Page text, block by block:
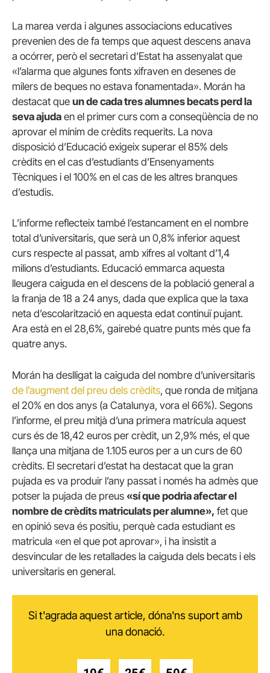
La marea verda i algunes associacions educatives
prevenien des de fa temps que aquest descens anava
a ocórrer, però el secretari d’Estat ha assenyalat que
«l’alarma que algunes fonts xifraven en desenes de
milers de beques no estava fonamentada». Morán ha
destacat que un de cada tres alumnes becats perd la
seva ajuda en el primer curs com a conseqüència de no
aprovar el mínim de crèdits requerits. La nova
disposició d’Educació exigeix ​​superar el 85% dels
crèdits en el cas d’estudiants d’Ensenyaments
Tècniques i el 100% en el cas de les altres branques
d’estudis.
L’informe reflecteix també l’estancament en el nombre
total d’universitaris, que serà un 0,8% inferior aquest
curs respecte al passat, amb xifres al voltant d’1,4
milions d’estudiants. Educació emmarca aquesta
lleugera caiguda en el descens de la població general a
la franja de 18 a 24 anys, dada que explica que la taxa
neta d’escolarització en aquesta edat continuï pujant.
Ara està en el 28,6%, gairebé quatre punts més que fa
quatre anys.
Morán ha deslligat la caiguda del nombre d’universitaris
de l’augment del preu dels crèdits, que ronda de mitjana
el 20% en dos anys (a Catalunya, vora el 66%). Segons
l’informe, el preu mitjà d’una primera matrícula aquest
curs és de 18,42 euros per crèdit, un 2,9% més, el que
llança una mitjana de 1.105 euros per a un curs de 60
crèdits. El secretari d’estat ha destacat que la gran
pujada es va produir l’any passat i només ha admès que
potser la pujada de preus «sí que podria afectar el
nombre de crèdits matriculats per alumne», fet que
en opinió seva és positiu, perquè cada estudiant es
matricula «en el que pot aprovar», i ha insistit a
desvincular de les retallades la caiguda dels becats i els
universitaris en general.
Si t'agrada aquest article, dóna'ns suport amb
una donació.